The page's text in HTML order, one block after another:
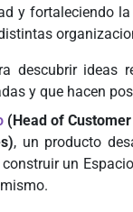
y fortaleciendo
ideas
y que hacen
(Head of
, un producto
construir un